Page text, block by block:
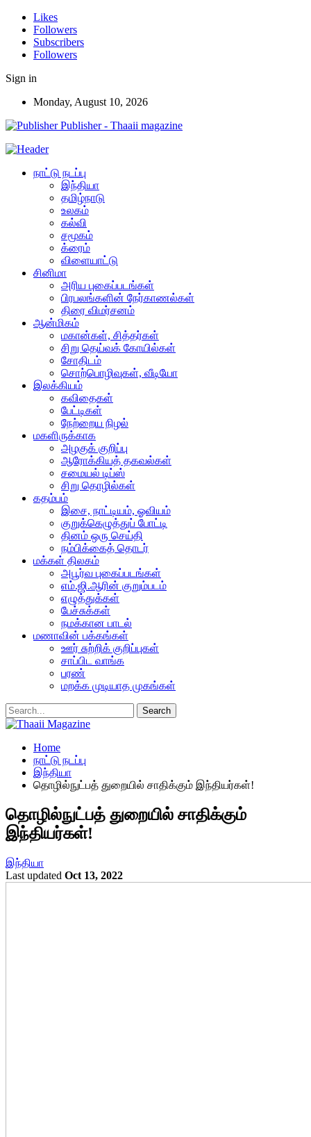
Likes
Followers
Subscribers
Followers
Sign in
Monday, August 10, 2026
Publisher - Thaaii magazine
நாட்டு நடப்பு
இந்தியா
தமிழ்நாடு
உலகம்
கல்வி
சமூகம்
க்ரைம்
விளையாட்டு
சினிமா
அரிய புகைப்படங்கள்
பிரபலங்களின் நேர்காணல்கள்
திரை விமர்சனம்
ஆன்மிகம்
மகான்கள், சித்தர்கள்
சிறு தெய்வக் கோயில்கள்
சோதிடம்
சொற்பொழிவுகள், வீடியோ
இலக்கியம்
கவிதைகள்
பேட்டிகள்
நேற்றைய நிழல்
மகளிருக்காக
அழகுக் குறிப்பு
ஆரோக்கியத் தகவல்கள்
சமையல் டிப்ஸ்
சிறு தொழில்கள்
கதம்பம்
இசை, நாட்டியம், ஓவியம்
குறுக்கெழுத்துப் போட்டி
தினம் ஒரு செய்தி
நம்பிக்கைத் தொடர்
மக்கள் திலகம்
அபூர்வ புகைப்படங்கள்
எம்.ஜி.ஆரின் குறும்படம்
எழுத்துக்கள்
பேச்சுக்கள்
நமக்கான பாடல்
மணாவின் பக்கங்கள்
ஊர் சுற்றிக் குறிப்புகள்
சாப்பிட வாங்க
பரண்
மறக்க முடியாத முகங்கள்
Home
நாட்டு நடப்பு
இந்தியா
தொழில்நுட்பத் துறையில் சாதிக்கும் இந்தியர்கள்!
தொழில்நுட்பத் துறையில் சாதிக்கும்
இந்தியர்கள்!
இந்தியா
Last updated Oct 13, 2022